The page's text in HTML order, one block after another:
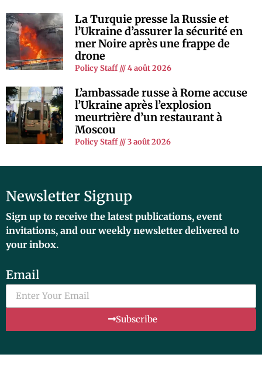
La Turquie presse la Russie et
l’Ukraine d’assurer la sécurité en
mer Noire après une frappe de
drone
Policy Staff 4 août 2026
L’ambassade russe à Rome accuse
l’Ukraine après l’explosion
meurtrière d’un restaurant à
Moscou
Policy Staff 3 août 2026
Newsletter Signup
Sign up to receive the latest publications, event
invitations, and our weekly newsletter delivered to
your inbox.
Email
Subscribe